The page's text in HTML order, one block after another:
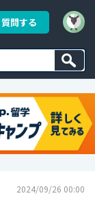
質問する
2024/09/26 00:00